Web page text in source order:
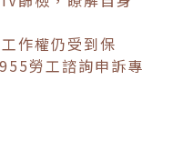
作權仍受到保
勞工諮詢申訴專